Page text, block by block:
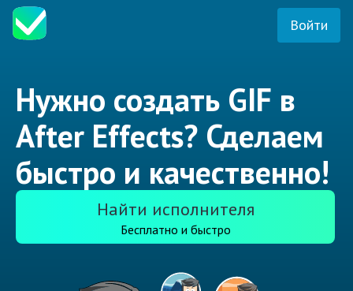
Войти
Нужно создать GIF в
After Effects? Сделаем
быстро и качественно!
Найти исполнителя
Бесплатно и быстро